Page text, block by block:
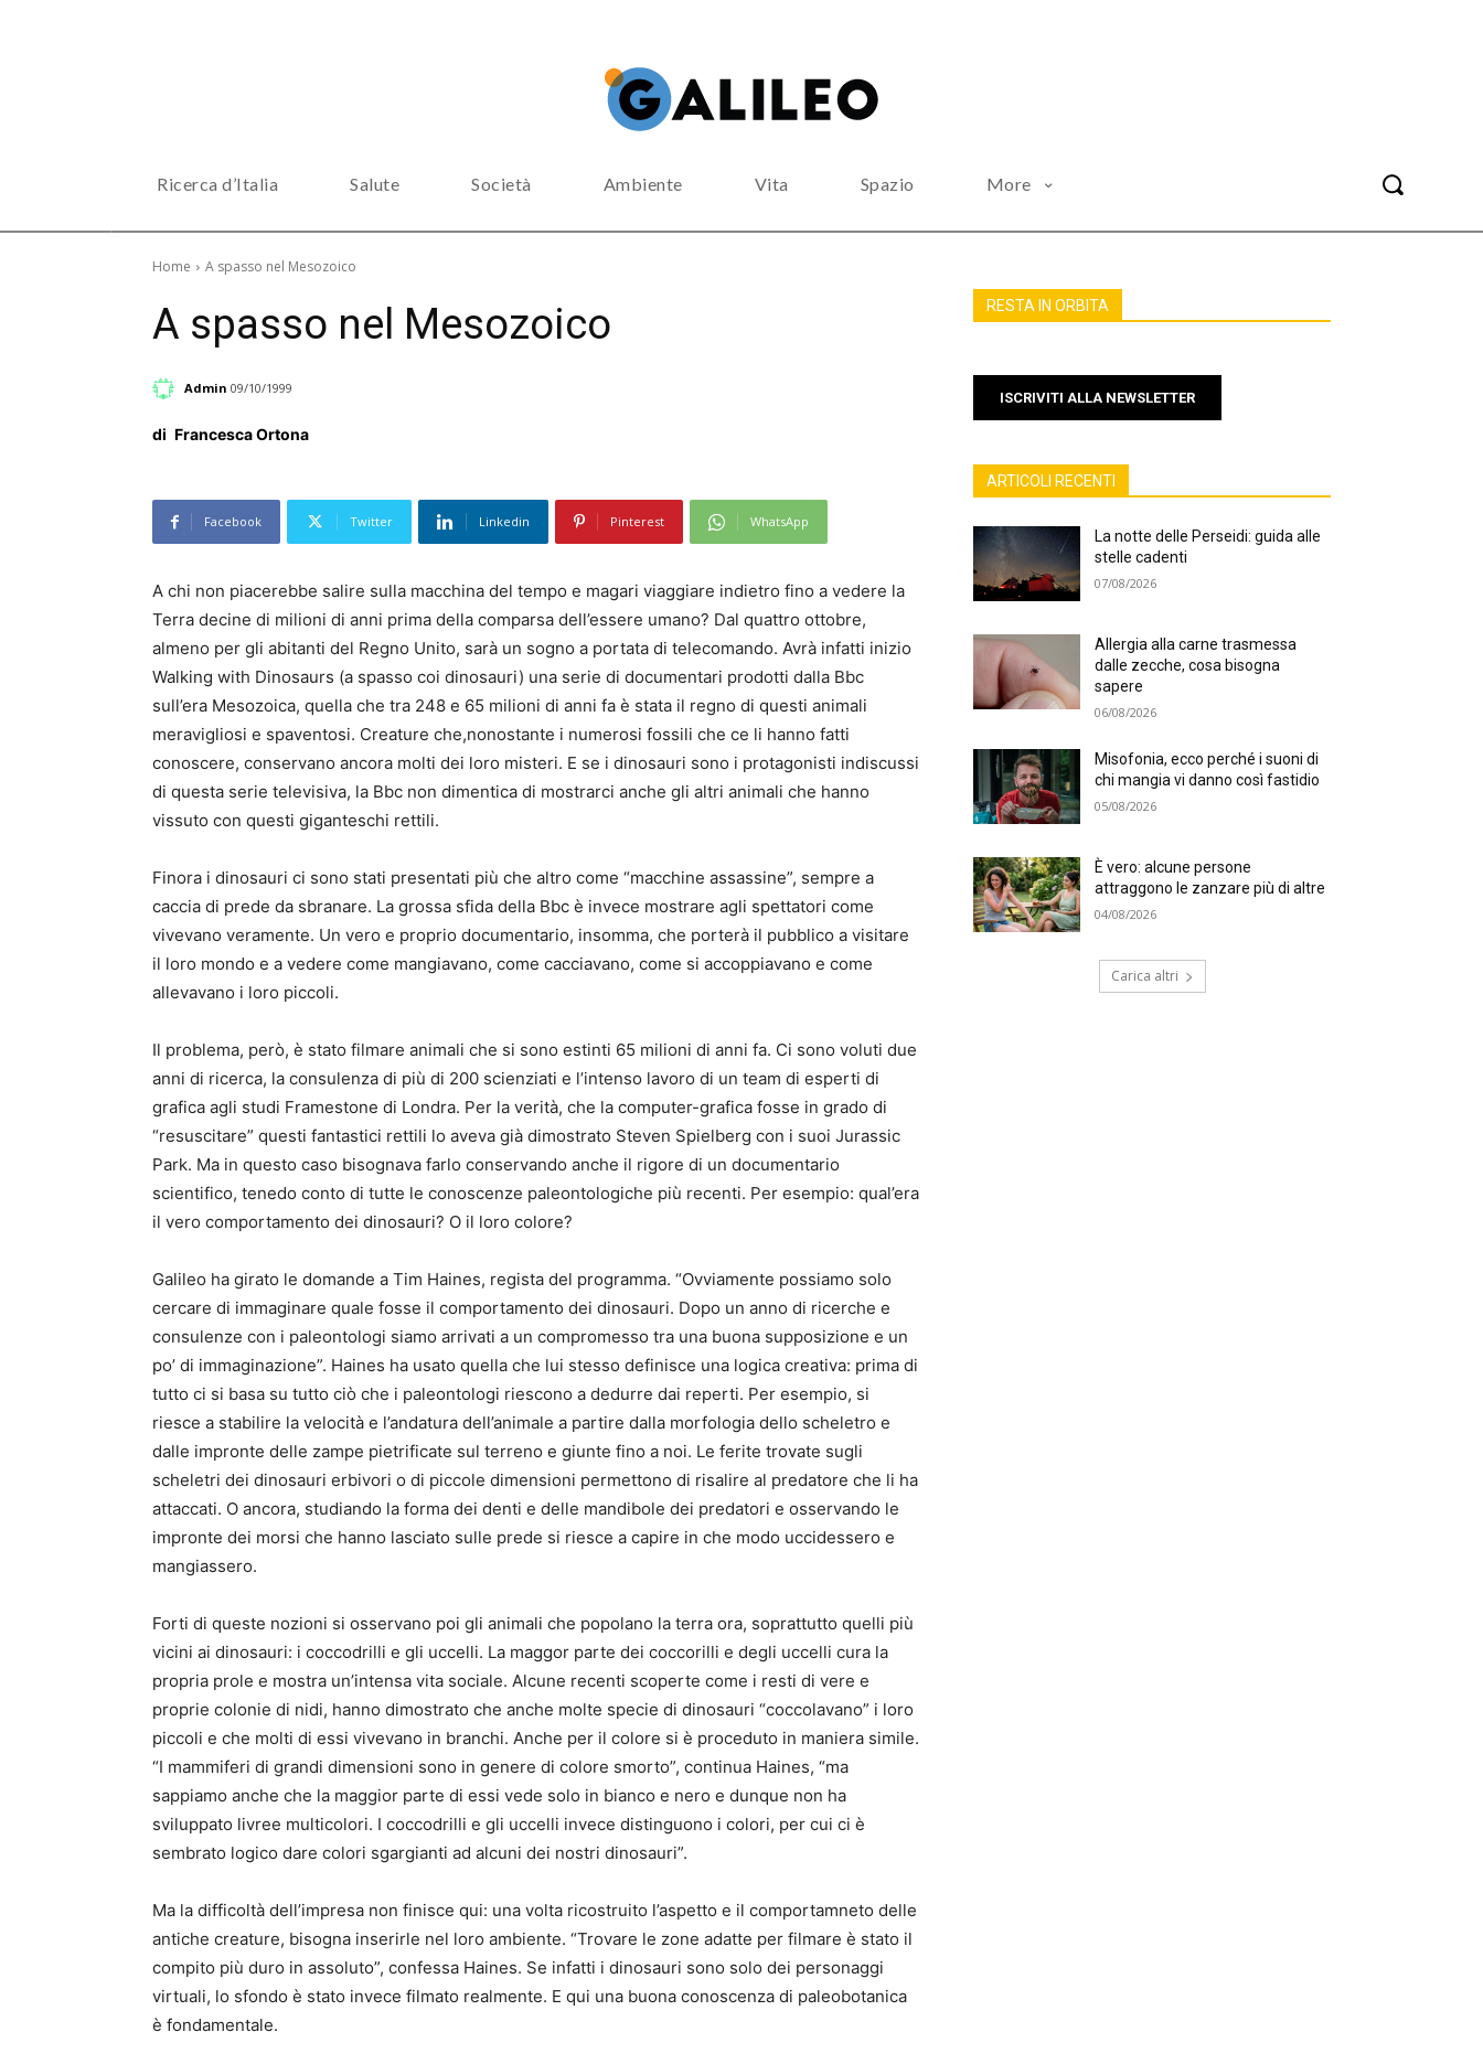
Ricerca d’Italia Salute Società Ambiente Vita Spazio More
Home A spasso nel Mesozoico
A spasso nel Mesozoico
Admin 09/10/1999
di Francesca Ortona
Facebook Twitter Linkedin Pinterest WhatsApp
A chi non piacerebbe salire sulla macchina del tempo e magari viaggiare indietro fino a vedere la
Terra decine di milioni di anni prima della comparsa dell’essere umano? Dal quattro ottobre,
almeno per gli abitanti del Regno Unito, sarà un sogno a portata di telecomando. Avrà infatti inizio
Walking with Dinosaurs (a spasso coi dinosauri) una serie di documentari prodotti dalla Bbc
sull’era Mesozoica, quella che tra 248 e 65 milioni di anni fa è stata il regno di questi animali
meravigliosi e spaventosi. Creature che,nonostante i numerosi fossili che ce li hanno fatti
conoscere, conservano ancora molti dei loro misteri. E se i dinosauri sono i protagonisti indiscussi
di questa serie televisiva, la Bbc non dimentica di mostrarci anche gli altri animali che hanno
vissuto con questi giganteschi rettili.
Finora i dinosauri ci sono stati presentati più che altro come “macchine assassine”, sempre a
caccia di prede da sbranare. La grossa sfida della Bbc è invece mostrare agli spettatori come
vivevano veramente. Un vero e proprio documentario, insomma, che porterà il pubblico a visitare
il loro mondo e a vedere come mangiavano, come cacciavano, come si accoppiavano e come
allevavano i loro piccoli.
Il problema, però, è stato filmare animali che si sono estinti 65 milioni di anni fa. Ci sono voluti due
anni di ricerca, la consulenza di più di 200 scienziati e l’intenso lavoro di un team di esperti di
grafica agli studi Framestone di Londra. Per la verità, che la computer-grafica fosse in grado di
“resuscitare” questi fantastici rettili lo aveva già dimostrato Steven Spielberg con i suoi Jurassic
Park. Ma in questo caso bisognava farlo conservando anche il rigore di un documentario
scientifico, tenedo conto di tutte le conoscenze paleontologiche più recenti. Per esempio: qual’era
il vero comportamento dei dinosauri? O il loro colore?
Galileo ha girato le domande a Tim Haines, regista del programma. “Ovviamente possiamo solo
cercare di immaginare quale fosse il comportamento dei dinosauri. Dopo un anno di ricerche e
consulenze con i paleontologi siamo arrivati a un compromesso tra una buona supposizione e un
po’ di immaginazione”. Haines ha usato quella che lui stesso definisce una logica creativa: prima di
tutto ci si basa su tutto ciò che i paleontologi riescono a dedurre dai reperti. Per esempio, si
riesce a stabilire la velocità e l’andatura dell’animale a partire dalla morfologia dello scheletro e
dalle impronte delle zampe pietrificate sul terreno e giunte fino a noi. Le ferite trovate sugli
scheletri dei dinosauri erbivori o di piccole dimensioni permettono di risalire al predatore che li ha
attaccati. O ancora, studiando la forma dei denti e delle mandibole dei predatori e osservando le
impronte dei morsi che hanno lasciato sulle prede si riesce a capire in che modo uccidessero e
mangiassero.
Forti di queste nozioni si osservano poi gli animali che popolano la terra ora, soprattutto quelli più
vicini ai dinosauri: i coccodrilli e gli uccelli. La maggor parte dei coccorilli e degli uccelli cura la
propria prole e mostra un’intensa vita sociale. Alcune recenti scoperte come i resti di vere e
proprie colonie di nidi, hanno dimostrato che anche molte specie di dinosauri “coccolavano” i loro
piccoli e che molti di essi vivevano in branchi. Anche per il colore si è proceduto in maniera simile.
“I mammiferi di grandi dimensioni sono in genere di colore smorto”, continua Haines, “ma
sappiamo anche che la maggior parte di essi vede solo in bianco e nero e dunque non ha
sviluppato livree multicolori. I coccodrilli e gli uccelli invece distinguono i colori, per cui ci è
sembrato logico dare colori sgargianti ad alcuni dei nostri dinosauri”.
Ma la difficoltà dell’impresa non finisce qui: una volta ricostruito l’aspetto e il comportamneto delle
antiche creature, bisogna inserirle nel loro ambiente. “Trovare le zone adatte per filmare è stato il
compito più duro in assoluto”, confessa Haines. Se infatti i dinosauri sono solo dei personaggi
virtuali, lo sfondo è stato invece filmato realmente. E qui una buona conoscenza di paleobotanica
è fondamentale.
RESTA IN ORBITA
ISCRIVITI ALLA NEWSLETTER
ARTICOLI RECENTI
La notte delle Perseidi: guida alle
stelle cadenti
07/08/2026
Allergia alla carne trasmessa
dalle zecche, cosa bisogna
sapere
06/08/2026
Misofonia, ecco perché i suoni di
chi mangia vi danno così fastidio
05/08/2026
È vero: alcune persone
attraggono le zanzare più di altre
04/08/2026
Carica altri